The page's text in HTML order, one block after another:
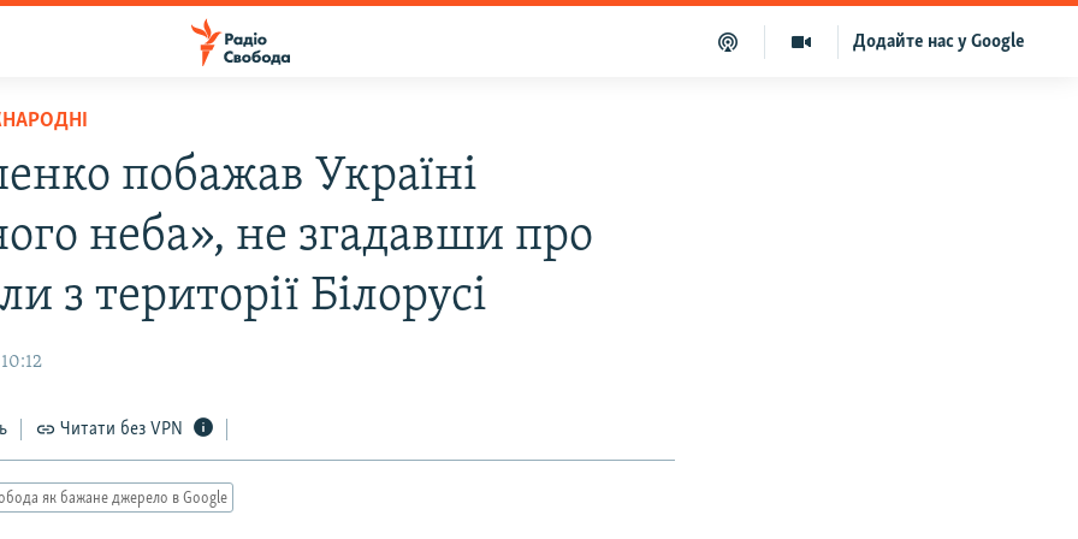
Додайте нас у Google
побажав Україні
неба», не згадавши про
з території Білорусі
Читати без VPN
як бажане джерело в Google